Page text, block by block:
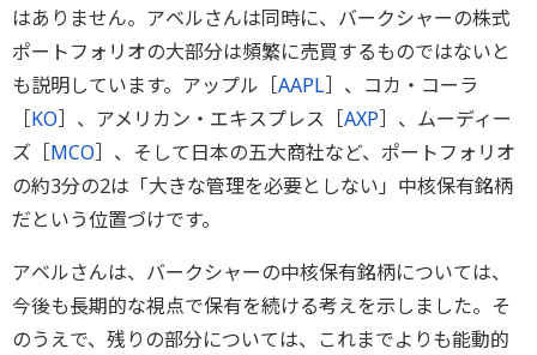
はありません。アベルさんは同時に、バークシャーの株式
ポートフォリオの大部分は頻繁に売買するものではないと
も説明しています。アップル［AAPL］、コカ・コーラ
［KO］、アメリカン・エキスプレス［AXP］、ムーディー
ズ［MCO］、そして日本の五大商社など、ポートフォリオ
の約3分の2は「大きな管理を必要としない」中核保有銘柄
だという位置づけです。
アベルさんは、バークシャーの中核保有銘柄については、
今後も長期的な視点で保有を続ける考えを示しました。そ
のうえで、残りの部分については、これまでよりも能動的